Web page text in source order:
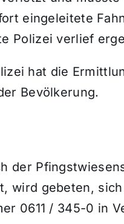
eingeleitete
Polizei verlief
hat die
Bevölkerung.
der
wird gebeten,
0611 / 345-0 in